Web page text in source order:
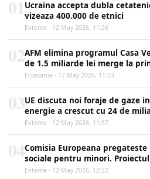
Ucraina accepta dubla
vizeaza 400.000 de etnici
Externe · 12 May 2026, 11:26
AFM elimina programul Casa
de 1.5 miliarde lei merge la
Economie · 12 May 2026, 11:33
UE discuta noi foraje de gaze
energie a crescut cu 24 de
Externe · 12 May 2026, 11:57
Comisia Europeana
sociale pentru minori.
Externe · 12 May 2026, 12:22